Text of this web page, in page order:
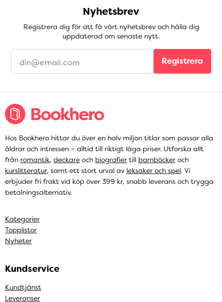
Nyhetsbrev
Registrera dig för att få vårt nyhetsbrev och hålla dig
uppdaterad om senaste nytt.
Registrera
Hos Bookhero hittar du över en halv miljon titlar som passar alla
åldrar och intressen – alltid till riktigt låga priser. Utforska allt
från romantik, deckare och biografier till barnböcker och
kurslitteratur, samt ett stort urval av leksaker och spel. Vi
erbjuder fri frakt vid köp över 399 kr, snabb leverans och trygga
betalningsalternativ.
Kategorier
Topplistor
Nyheter
Kundservice
Kundtjänst
Leveranser